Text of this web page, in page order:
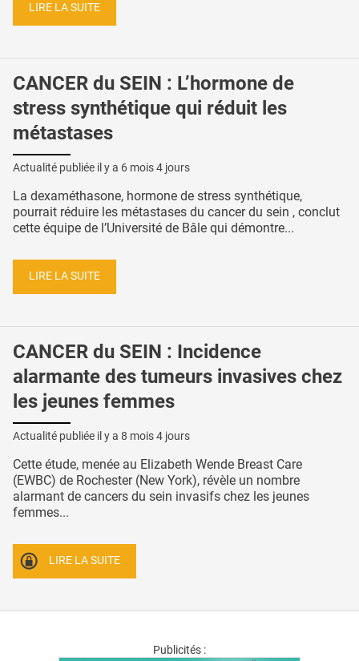
LIRE LA SUITE
CANCER du SEIN : L’hormone de
stress synthétique qui réduit les
métastases
Actualité publiée il y a 6 mois 4 jours
La dexaméthasone, hormone de stress synthétique,
pourrait réduire les métastases du cancer du sein , conclut
cette équipe de l’Université de Bâle qui démontre...
LIRE LA SUITE
CANCER du SEIN : Incidence
alarmante des tumeurs invasives chez
les jeunes femmes
Actualité publiée il y a 8 mois 4 jours
Cette étude, menée au Elizabeth Wende Breast Care
(EWBC) de Rochester (New York), révèle un nombre
alarmant de cancers du sein invasifs chez les jeunes
femmes...
LIRE LA SUITE
Publicités :